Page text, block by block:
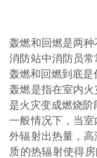
轰燃和回燃是两
消防站中消防员
轰燃和回燃到底是
轰燃是指在室内
是火灾变成燃烧阶
一般情况下，当
外辐射出热量，
质的热辐射使得